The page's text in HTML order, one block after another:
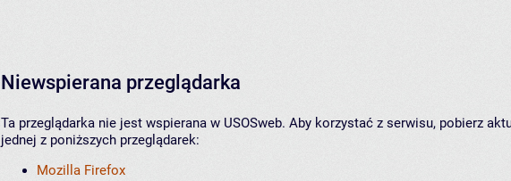
Niewspierana przeglądarka
Ta przeglądarka nie jest wspierana w USOSweb. Aby korzystać z serwisu, pobierz
jednej z poniższych przeglądarek:
Mozilla Firefox